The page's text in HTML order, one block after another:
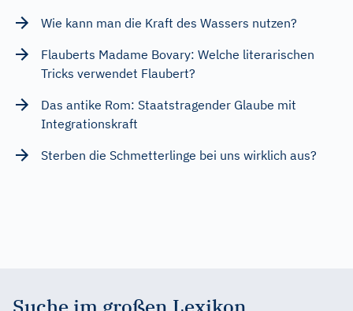
Wie kann man die Kraft des Wassers nutzen?
Flauberts Madame Bovary: Welche literarischen
Tricks verwendet Flaubert?
Das antike Rom: Staatstragender Glaube mit
Integrationskraft
Sterben die Schmetterlinge bei uns wirklich aus?
Suche im großen Lexikon